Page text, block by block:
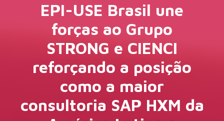
EPI-USE Brasil une
forças ao Grupo
STRONG e CIENCI
reforçando a posição
como a maior
consultoria SAP HXM da